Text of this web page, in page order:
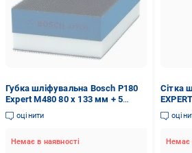
Губка шліфувальна Bosch P180
Expert M480 80 x 133 мм + 5
сіток 2608901635
оцінити
Немає в наявності
Сітка
Немає